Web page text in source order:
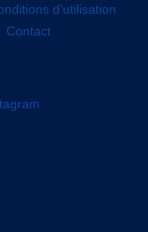
d'utilisation
Contact